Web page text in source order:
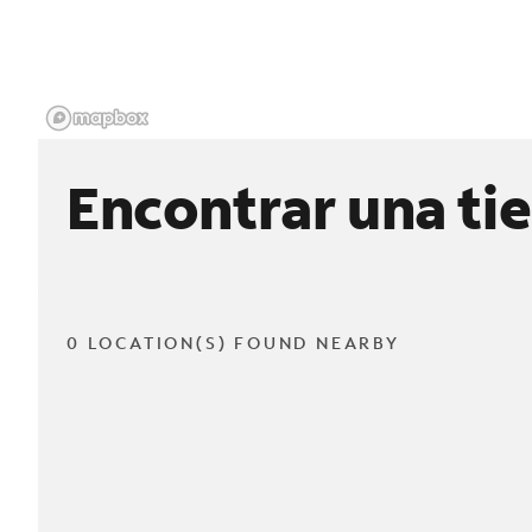
Encontrar una
0 LOCATION(S) FOUND NEARBY